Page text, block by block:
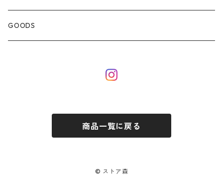
GOODS
商品一覧に戻る
© ストア森